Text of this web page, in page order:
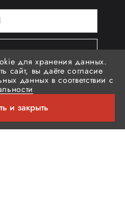
на новости
медиа
для хранения данных.
сайт, вы даёте согласие
данных в соответствии с
и закрыть